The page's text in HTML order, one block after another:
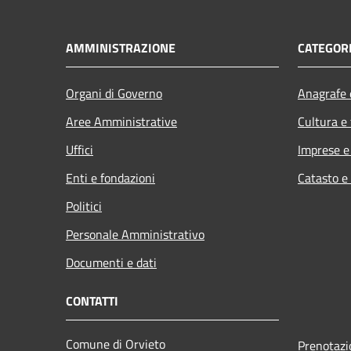
AMMINISTRAZIONE
Organi di Governo
Aree Amministrative
Uffici
Enti e fondazioni
Politici
Personale Amministrativo
Documenti e dati
Cultura
Imprese
Catasto
CONTATTI
Comune di Orvieto